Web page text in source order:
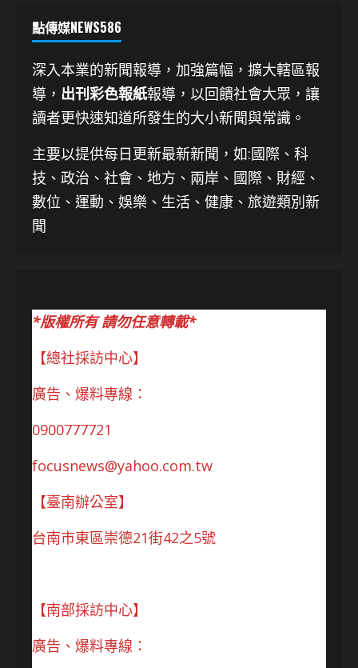
點傳媒NEWS586
深入本業的新聞報導，加強篇幅，擴大轄區報
導， 出刊彩色報紙報導，以回饋社會大眾，讓
讀者更快速知道所發生的大小新聞與常識。
主要以提供每日更新最新新聞 ，如:國際、科
技、 政治、社會、地方、兩岸、國際、財經、
數位、運動、娛樂、生活、健康、旅遊類別新
聞
*版權所有 請勿任意轉載*
【總社採訪中心】
廣告、爆料專線：
0900777721
focusnews@yahoo.com.tw
【臺南辦公室】
台南市東區崇德21街42之5號
【南部採訪中心】
廣告、爆料專線：